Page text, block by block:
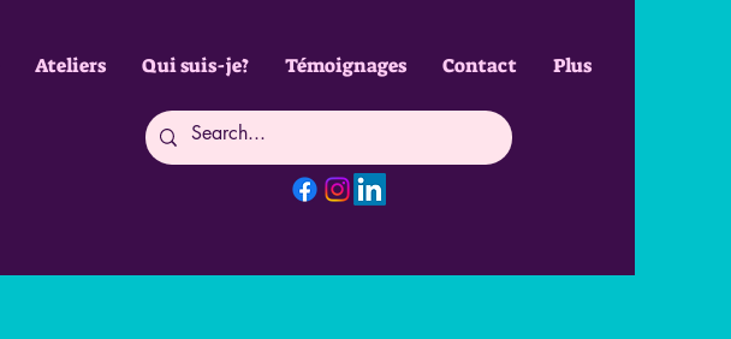
Ateliers Qui suis-je? Témoignages Contact Plus